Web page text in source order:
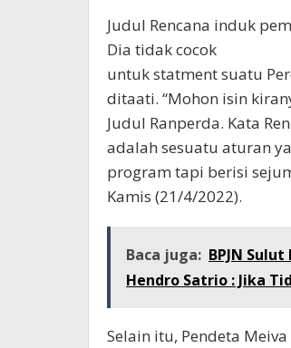
Judul Rencana induk
Dia tidak cocok
untuk statment suatu
ditaati. “Mohon isin
Judul Ranperda. Kata
adalah sesuatu aturan
program tapi berisi
Kamis (21/4/2022).
Baca juga: BPJN
Hendro Satrio : Jika
Selain itu, Pendeta